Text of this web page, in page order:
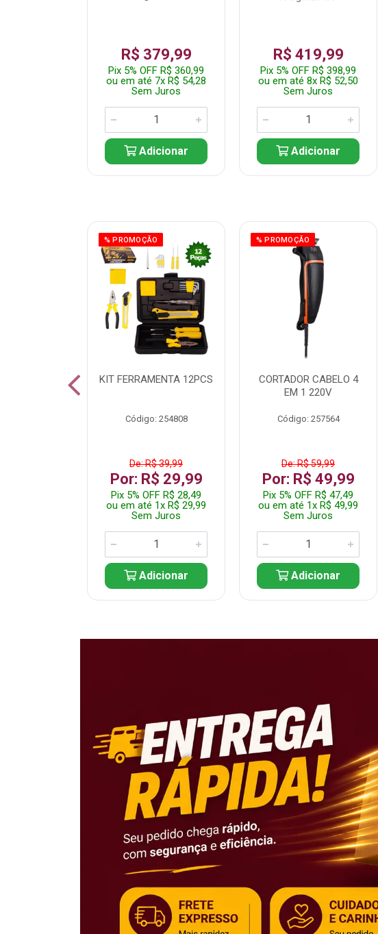
R$ 379,99
Pix 5% OFF R$ 360,99
ou em até 7x R$ 54,28
Sem Juros
Adicionar
R$ 419,99
Pix 5% OFF R$ 398,99
ou em até 8x R$ 52,50
Sem Juros
Adicionar
% PROMOÇÃO
KIT FERRAMENTA 12PCS
Código: 254808
De: R$ 39,99
Por: R$ 29,99
Pix 5% OFF R$ 28,49
ou em até 1x R$ 29,99
Sem Juros
Adicionar
% PROMOÇÃO
CORTADOR CABELO 4
EM 1 220V
Código: 257564
De: R$ 59,99
Por: R$ 49,99
Pix 5% OFF R$ 47,49
ou em até 1x R$ 49,99
Sem Juros
Adicionar